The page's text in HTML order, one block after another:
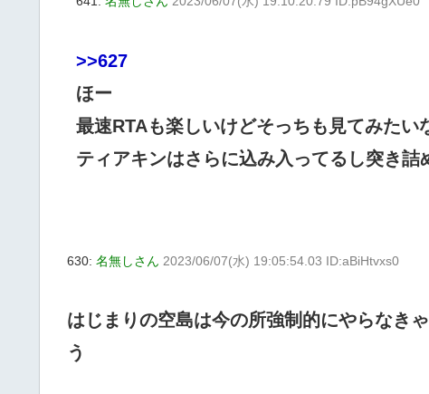
>>627
ほー
最速RTAも楽しいけどそっちも見てみたい
ティアキンはさらに込み入ってるし突き詰
630: 名無しさん 2023/06/07(水) 19:05:54.03 ID:aBiHtvxs0
はじまりの空島は今の所強制的にやらなき
う